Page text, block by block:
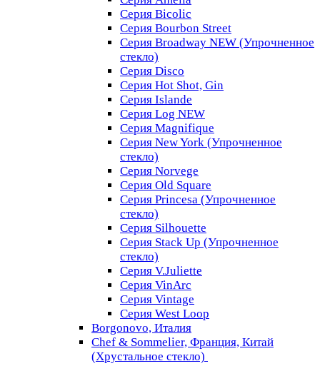
Серия Bicolic
Серия Bourbon Street
Серия Broadway NEW (Упрочненное
стекло)
Серия Disco
Серия Hot Shot, Gin
Серия Islande
Серия Log NEW
Серия Magnifique
Серия New York (Упрочненное
стекло)
Серия Norvege
Серия Old Square
Серия Princesa (Упрочненное
стекло)
Серия Silhouette
Серия Stack Up (Упрочненное
стекло)
Серия V.Juliette
Серия VinArc
Серия Vintage
Серия West Loop
Borgonovo, Италия
Chef & Sommelier, Франция, Китай
(Хрустальное стекло)